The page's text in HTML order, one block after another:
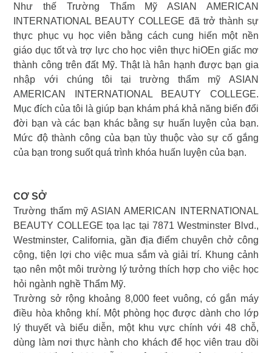
Như thế Trường Thẩm Mỹ ASIAN AMERICAN
INTERNATIONAL BEAUTY COLLEGE đã trở thành sự
thực phục vụ học viên bằng cách cung hiến một nền
giáo dục tốt và trợ lực cho học viên thực hiOEn giấc mơ
thành công trên đất Mỹ. Thật là hân hạnh được bạn gia
nhập với chúng tôi tại trường thẩm mỹ ASIAN
AMERICAN INTERNATIONAL BEAUTY COLLEGE.
Mục đích của tôi là giúp bạn khám phá khả năng biến đổi
đời bạn và các bạn khác bằng sự huấn luyện của bạn.
Mức độ thành công của bạn tùy thuộc vào sự cố gắng
của bạn trong suốt quá trình khóa huấn luyện của bạn.
CƠ SỞ
Trường thẩm mỹ ASIAN AMERICAN INTERNATIONAL
BEAUTY COLLEGE tọa lạc tại 7871 Westminster Blvd.,
Westminster, California, gần địa điểm chuyên chở công
cộng, tiện lợi cho việc mua sắm và giải trí. Khung cảnh
tạo nên một môi trường lý tưởng thích hợp cho việc học
hỏi ngành nghề Thẩm Mỹ.
Trường sở rộng khoảng 8,000 feet vuông, có gắn máy
điều hòa không khí. Một phòng học được dành cho lớp
lý thuyết và biểu diễn, một khu vực chính với 48 chỗ,
dùng làm nơi thực hành cho khách để học viên trau dồi